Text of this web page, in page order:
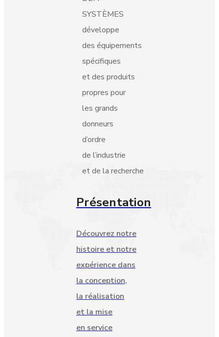
SYSTÈMES
développe
des équipements
spécifiques
et des produits
propres pour
les grands
donneurs
d’ordre
de l’industrie
et de la recherche
Présentation
Découvrez notre
histoire et notre
expérience dans
la conception,
la réalisation
et la mise
en service